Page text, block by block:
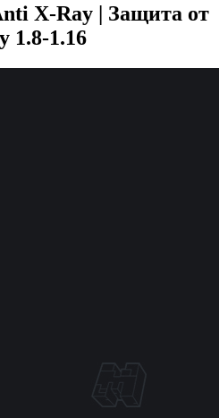
X-Ray | Защита от
1.8-1.16